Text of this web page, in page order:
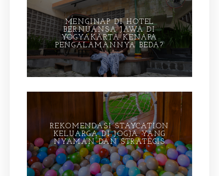
MENGINAP DI HOTEL
BERNUANSA JAWA DI
YOGYAKARTA KENAPA
PENGALAMANNYA BEDA?
REKOMENDASI STAYCATION
KELUARGA DI JOGJA YANG
NYAMAN DAN STRATEGIS